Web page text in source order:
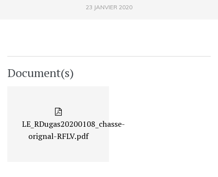
23 JANVIER 2020
Document(s)
LE_RDugas20200108_chasse-
orignal-RFLV.pdf